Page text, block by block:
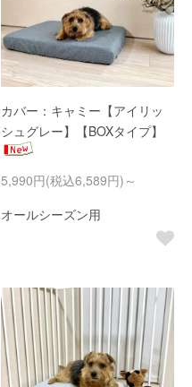
カバー：キャミー【アイリッ
シュグレー】【BOXタイプ】
5,990円(税込6,589円)～
オールシーズン用